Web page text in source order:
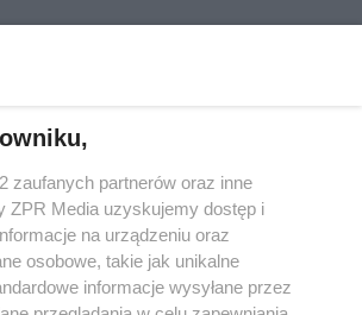
zaufanych partnerów oraz inne
ZPR Media uzyskujemy dostęp i
na urządzeniu oraz
osobowe, takie jak unikalne
informacje wysyłane przez